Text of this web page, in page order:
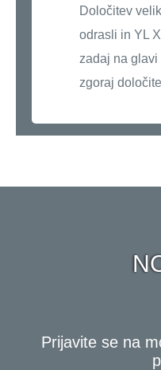
Določitev
odrasli in YL
zadaj na
zgoraj
Prijavite se na